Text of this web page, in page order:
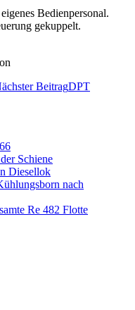
Bedienpersonal.
gekuppelt.
BeitragDPT
Schiene
Diesellok
nach
Re 482 Flotte